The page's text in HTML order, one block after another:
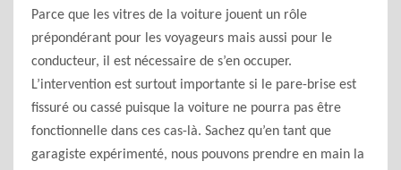
Parce que les vitres de la voiture jouent un rôle
prépondérant pour les voyageurs mais aussi pour le
conducteur, il est nécessaire de s’en occuper.
L’intervention est surtout importante si le pare-brise est
fissuré ou cassé puisque la voiture ne pourra pas être
fonctionnelle dans ces cas-là. Sachez qu’en tant que
garagiste expérimenté, nous pouvons prendre en main la